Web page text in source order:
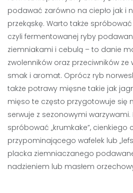
podawać zarówno na ciepło jak i
przekąskę. Warto także
czyli fermentowanej ryby
ziemniakami i cebulą – to danie
zwolenników oraz przeciwników
smak i aromat. Oprócz ryb
także potrawy mięsne takie jak
mięso te często przygotowuje się
serwuje z sezonowymi
spróbować „krumkake”, cienkiego
przypominającego wafelek lub
placka ziemniaczanego
nadzieniem lub masłem